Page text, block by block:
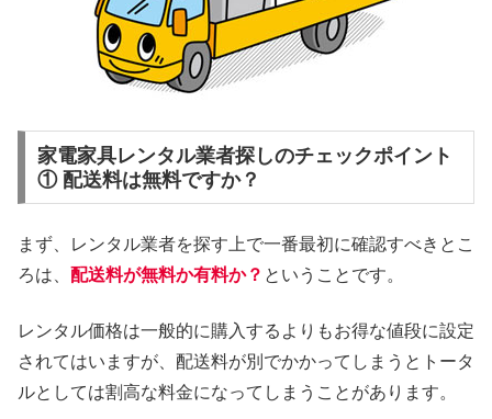
家電家具レンタル業者探しのチェックポイント
① 配送料は無料ですか？
まず、レンタル業者を探す上で一番最初に確認すべきとこ
ろは、 配送料が無料か有料か？ ということです。
レンタル価格は一般的に購入するよりもお得な値段に設定
されてはいますが、配送料が別でかかってしまうとトータ
ルとしては割高な料金になってしまうことがあります。